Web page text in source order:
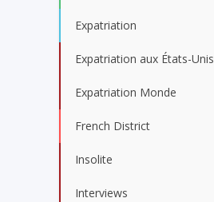
Expatriation
Expatriation aux États-Unis
Expatriation Monde
French District
Insolite
Interviews